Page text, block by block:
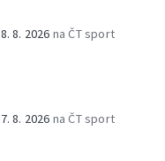
8. 8. 2026 na ČT sport
7. 8. 2026 na ČT sport